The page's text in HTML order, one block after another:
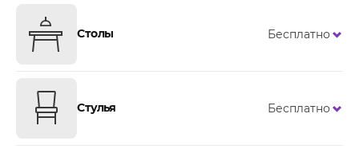
Столы Бесплатно
Стулья Бесплатно